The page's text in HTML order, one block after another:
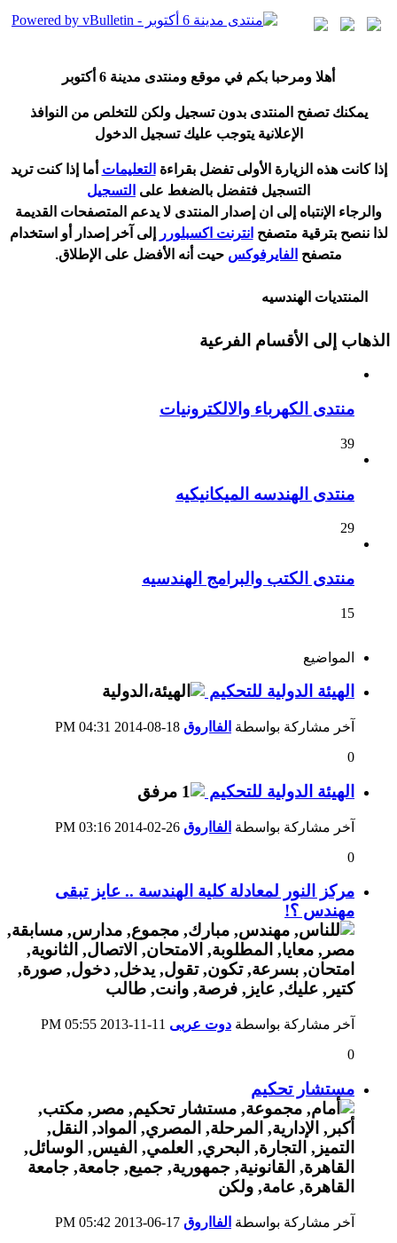
هلا ومرحبا بكم في موقع ومنتدى مدينة 6 أكتوبر
يمكنك تصفح المنتدى بدون تسجيل ولكن للتخلص من النوافذ
الإعلانية يتوجب عليك تسجيل الدخول
إذا كانت هذه الزيارة الأولى تفضل بقراءة التعليمات ما إذا كنت تريد
التسجيل فتفضل بالضغط على التسجيل
والرجاء الإنتباه إلى ان إصدار المنتدى لا يدعم المتصفحات القديمة
لذا ننصح بترقية متصفح انترنت اكسبلورر إلى آخر إصدار أو استخدام
متصفح الفايرفوكس حيت نه الأفضل على الإطلاق.
المنتديات الهندسيه
الذهاب إلى الأقسام الفرعية
منتدى الكهرباء والالكترونيات
39
منتدى الهندسه الميكانيكيه
29
منتدى الكتب والبرامج الهندسيه
15
المواضيع
الهيئة الدولية للتحكيم
آخر مشاركة بواسطة الفااروق
04:31 PM
0
الهيئة الدولية للتحكيم
آخر مشاركة بواسطة الفااروق
03:16 PM
0
مركز النور لمعادلة كلية الهندسة .. عايز تبقى
مهندس ؟!
آخر مشاركة بواسطة دوت عربى
05:55 PM
0
مستشار تحكيم
آخر مشاركة بواسطة الفااروق
05:42 PM